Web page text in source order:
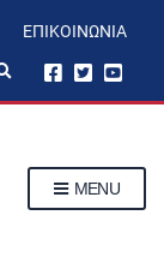
ΕΠΙΚΟΙΝΩΝΊΑ
p
MENU